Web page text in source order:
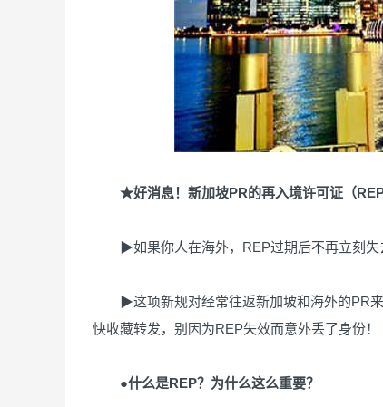
★好消息！新加坡PR的再入境许可证（
▶如果你人在海外，REP过期后不再立刻失
▶这项新规对经常往返新加坡和海外的PR来
快收藏转发，别因为REP失效而意外丢了身份！
●什么是REP？为什么这么重要？